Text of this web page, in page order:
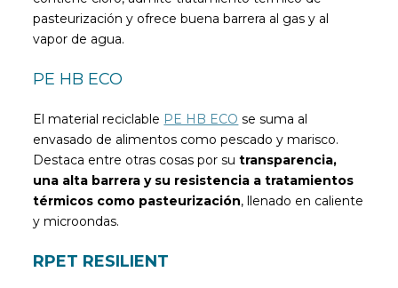
pasteurización y ofrece buena barrera al gas y al
vapor de agua.
PE HB ECO
El material reciclable PE HB ECO se suma al
envasado de alimentos como pescado y marisco.
Destaca entre otras cosas por sutransparencia,
una alta barrera y su resistencia a tratamientos
térmicos como pasteurización, llenado en caliente
y microondas.
RPET RESILIENT